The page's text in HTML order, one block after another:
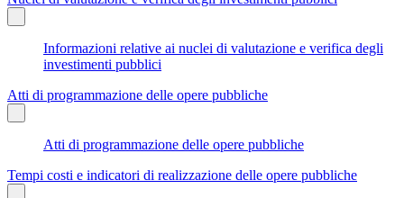
Informazioni relative ai nuclei di valutazione e verifica degli
investimenti pubblici
Atti di programmazione delle opere pubbliche
Atti di programmazione delle opere pubbliche
Tempi costi e indicatori di realizzazione delle opere pubbliche